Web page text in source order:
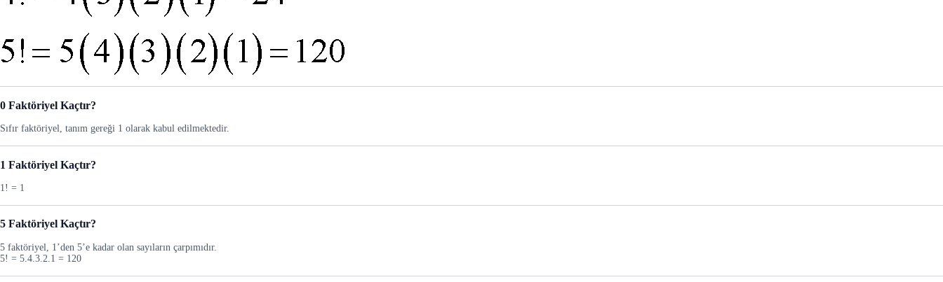
0 Faktöriyel Kaçtır?
Sıfır faktöriyel, tanım gereği 1 olarak kabul edilmektedir.
1 Faktöriyel Kaçtır?
1! = 1
5 Faktöriyel Kaçtır?
5 faktöriyel, 1’den 5’e kadar olan sayıların çarpımıdır.
5! = 5.4.3.2.1 = 120